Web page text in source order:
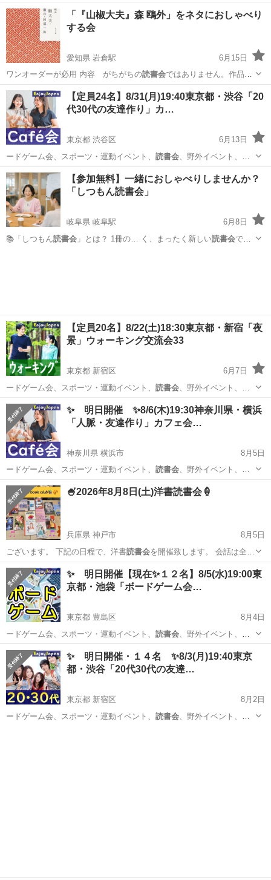
ら、あなたは待ち続けるのでしょうか。 夏目漱石の『夢十夜 第一
夜』には、「百年待っていてください」という印象的な言葉が登場し
ます。 今回のイベントでは、...
岡山 岡山市 県庁通り駅 その他 読書会
「『山椒大夫』森 鴎外」をネタにおしゃべり
する会
愛知県 岩倉駅
6月15日
ワンオーダーが必用 内容 がちがちの読書会ではありません。作品か
ら派生して、ただ…
愛知 岩倉市 岩倉駅 その他 コミュニティカフェ
【定員24名】8/31(月)19:40東京都・渋谷「20
代30代の友達作り」カ…
東京都 渋谷区
6月13日
ードゲーム会、スポーツ・運動イベント、 読書会、野外イベント、飲
み会、他一部のイベン…
東京 渋谷区 その他 会場
【参加無料】一緒におしゃべりしませんか？
「しつもん読書会」
岐阜県 岐阜駅
6月8日
📚「しつもん読書会」とは？ 1冊の… く、まったく新しい読書会で
【定員20名】8/22(土)18:30東京都・新宿「夜
景」ウォーキング交流会33
東京都 新宿区
6月7日
ードゲーム会、スポーツ・運動イベント、 読書会、野外イベント、飲
み会、他一部のイベン…
東京 新宿区 その他 コチラ
✨ 明日開催 ✨8/6(木)19:30神奈川県・横浜
「人脈・友達作り」カフェ会…
神奈川県 横浜市
8月5日
ードゲーム会、スポーツ・運動イベント、 読書会、野外イベント、飲
み会、他一部のイベン…
神奈川 横浜市 その他 会場
🍧2026年8月8日(土)洋書読書会🍦
兵庫県 神戸市
8月5日
ございます。 下記の日程で、洋書読書会を開催致します。 会話は全て
日本語で…
兵庫 神戸市 その他 洋書
✨ 明日開催【現在✨１２名】8/5(水)19:00東
京都・池袋「ボードゲーム会…
東京都 豊島区
8月4日
ードゲーム会、スポーツ・運動イベント、 読書会、野外イベント、飲
み会、他一部のイベン…
東京 豊島区 その他 会場
✨ 明日開催・１４名 ✨8/3(月)19:40東京
都・渋谷「20代30代の友達…
東京都 新宿区
8月2日
ードゲーム会、スポーツ・運動イベント、 読書会、野外イベント、飲